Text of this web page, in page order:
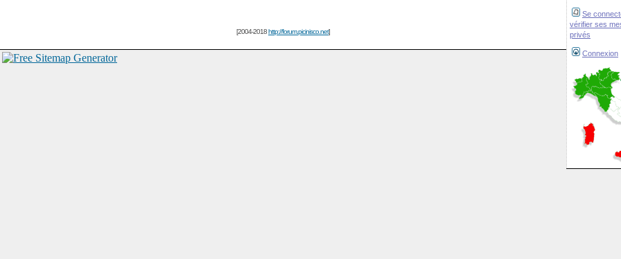
Se
vérifier ses
privés
Connexion
[2004-2018http://forum.picinisco.net]